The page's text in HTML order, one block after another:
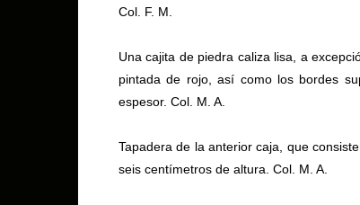
Col. F. M.
Una cajita de piedra caliza lisa, a
pintada de rojo, así como los bordes
espesor. Col. M. A.
Tapadera de la anterior caja, que
seis centímetros de altura. Col. M. A.